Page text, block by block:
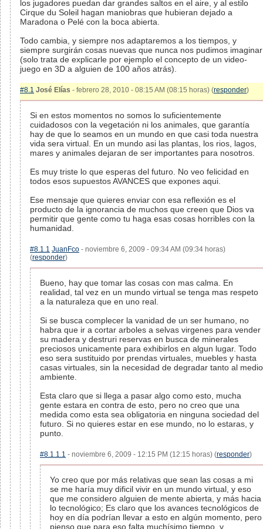
los jugadores puedan dar grandes saltos en el aire, y al estilo
Cirque du Soleil hagan maniobras que hubieran dejado a
Maradona o Pelé con la boca abierta.
Todo cambia, y siempre nos adaptaremos a los tiempos, y
siempre surgirán cosas nuevas que nunca nos pudimos imaginar
(solo trata de explicarle por ejemplo el concepto de un video-
juego en 3D a alguien de 100 años atrás).
#8.1 José Elías - febrero 28, 2010 - 08:15 AM (08:15 horas) (responder)
Si en estos momentos no somos lo suficientemente
cuidadosos con la vegetación ni los animales, que garantía
hay de que lo seamos en un mundo en que casi toda nuestra
vida sera virtual. En un mundo asi las plantas, los rios, lagos,
mares y animales dejaran de ser importantes para nosotros.
Es muy triste lo que esperas del futuro. No veo felicidad en
todos esos supuestos AVANCES que expones aqui.
Ese mensaje que quieres enviar con esa reflexión es el
producto de la ignorancia de muchos que creen que Dios va
permitir que gente como tu haga esas cosas horribles con la
humanidad.
#8.1.1 JuanFco - noviembre 6, 2009 - 09:34 AM (09:34 horas)
(responder)
Bueno, hay que tomar las cosas con mas calma. En
realidad, tal vez en un mundo virtual se tenga mas respeto
a la naturaleza que en uno real.
Si se busca complecer la vanidad de un ser humano, no
habra que ir a cortar arboles a selvas virgenes para vender
su madera y destruri reservas en busca de minerales
preciosos unicamente para exhibirlos en algun lugar. Todo
eso sera sustituido por prendas virtuales, muebles y hasta
casas virtuales, sin la necesidad de degradar tanto al medio
ambiente.
Esta claro que si llega a pasar algo como esto, mucha
gente estara en contra de esto, pero no creo que una
medida como esta sea obligatoria en ninguna sociedad del
futuro. Si no quieres estar en ese mundo, no lo estaras, y
punto.
#8.1.1.1 - noviembre 6, 2009 - 12:15 PM (12:15 horas) (responder)
Yo creo que por más relativas que sean las cosas a mi
se me haría muy dificil vivir en un mundo virtual, y eso
que me considero alguien de mente abierta, y más hacia
lo tecnológico; Es claro que los avances tecnológicos de
hoy en día podrían llevar a esto en algún momento, pero
pienso que para eso falta muchísimo tiempo, y